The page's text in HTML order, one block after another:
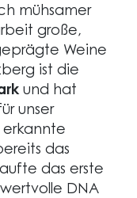
mühsamer
große,
Weine
ist die
und hat
unser
erkannte
das
das erste
DNA